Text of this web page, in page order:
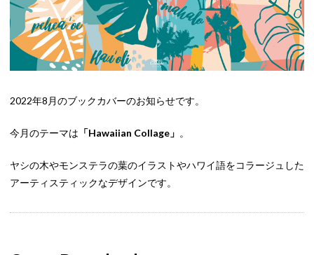
2022年8月のブックカバーのお知らせです。
今月のテーマは 「Hawaiian Collage」 。
ヤシの木やモンステラの葉のイラストやハワイ語をコラージュした
アーティスティックなデザインです。